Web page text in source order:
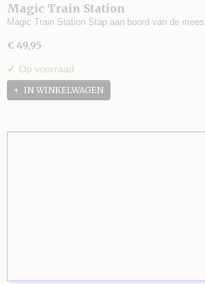
Magic Train Station
Magic Train Station Stap aan boord van de
€ 49,95
✓ Op voorraad
IN WINKELWAGEN